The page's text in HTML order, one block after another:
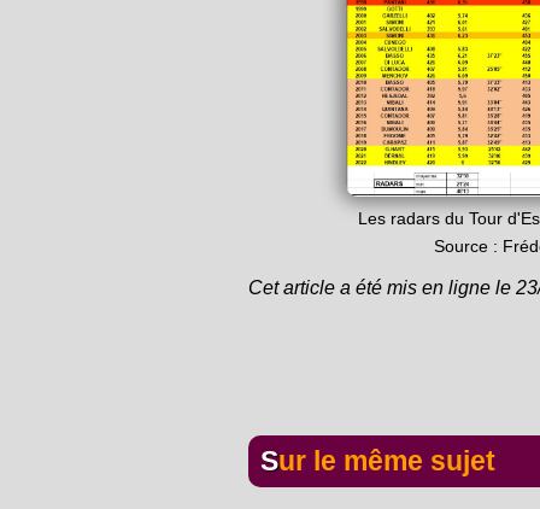
Les radars du Tour
Source :
Cet article a été mis en ligne le
Sur le même sujet